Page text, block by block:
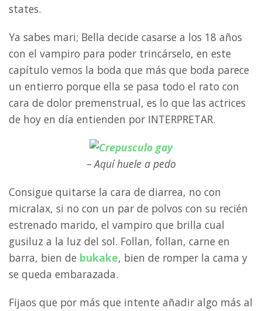
states.
Ya sabes mari; Bella decide casarse a los 18 años
con el vampiro para poder trincárselo, en este
capítulo vemos la boda que más que boda parece
un entierro porque ella se pasa todo el rato con
cara de dolor premenstrual, es lo que las actrices
de hoy en día entienden por INTERPRETAR.
– Aquí huele a pedo
Consigue quitarse la cara de diarrea, no con
micralax, si no con un par de polvos con su recién
estrenado marido, el vampiro que brilla cual
gusiluz a la luz del sol. Follan, follan, carne en
barra, bien de bukake, bien de romper la cama y
se queda embarazada.
Fijaos que por más que intente añadir algo más al